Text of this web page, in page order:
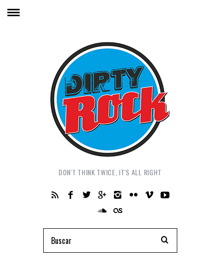
DON'T THINK TWICE, IT'S ALL RIGHT